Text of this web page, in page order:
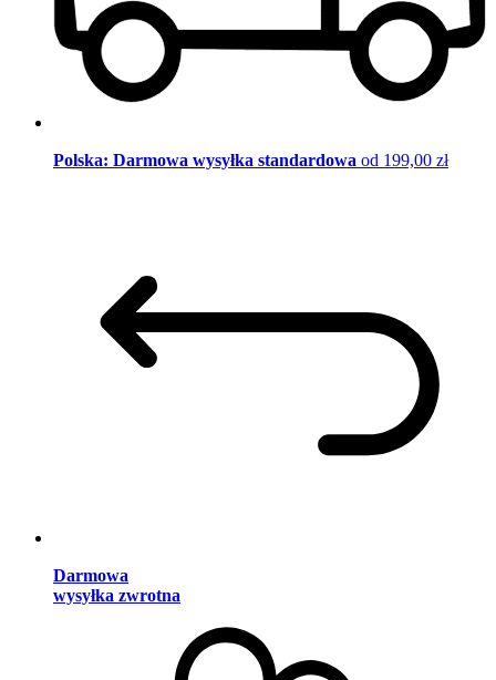
Polska: Darmowa wysyłka standardowa od 199,00 zł
Darmowa
wysyłka zwrotna